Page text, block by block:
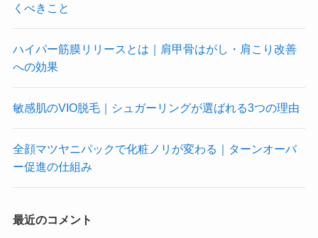
くべきこと
ハイパー筋膜リリースとは｜肩甲骨はがし・肩こり改善
への効果
敏感肌のVIO脱毛｜シュガーリングが選ばれる3つの理由
全顔マツヤニパックで化粧ノリが変わる｜ターンオーバ
ー促進の仕組み
最近のコメント